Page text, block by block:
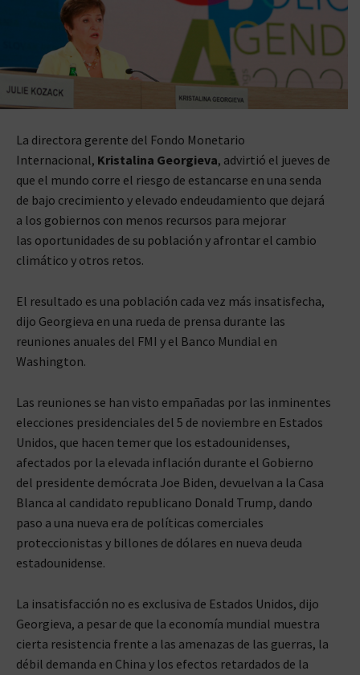
La directora gerente del Fondo Monetario
Internacional, Kristalina Georgieva, advirtió el jueves de
que el mundo corre el riesgo de estancarse en una senda
de bajo crecimiento y elevado endeudamiento que dejará
a los gobiernos con menos recursos para mejorar
las oportunidades de su población y afrontar el cambio
climático y otros retos.
El resultado es una población cada vez más insatisfecha,
dijo Georgieva en una rueda de prensa durante las
reuniones anuales del FMI y el Banco Mundial en
Washington.
Las reuniones se han visto empañadas por las inminentes
elecciones presidenciales del 5 de noviembre en Estados
Unidos, que hacen temer que los estadounidenses,
afectados por la elevada inflación durante el Gobierno
del presidente demócrata Joe Biden, devuelvan a la Casa
Blanca al candidato republicano Donald Trump, dando
paso a una nueva era de políticas comerciales
proteccionistas y billones de dólares en nueva deuda
estadounidense.
La insatisfacción no es exclusiva de Estados Unidos, dijo
Georgieva, a pesar de que la economía mundial muestra
cierta resistencia frente a las amenazas de las guerras, la
débil demanda en China y los efectos retardados de la